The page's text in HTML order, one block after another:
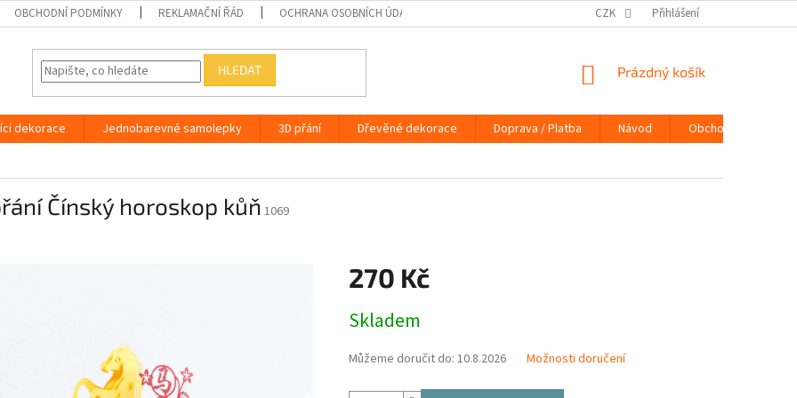
OBCHODNÍ PODMÍNKY REKLAMAČNÍ ŘÁD OCHRANA OSOBNÍCH ÚDAJŮ NÁVOD KONTAKTY
CZK Přihlášení
HLEDAT
NÁKUPNÍ
Prázdný košík
dekorace Jednobarevné samolepky 3D přání Dřevěné dekorace Doprava / Platba Návod
Obchodní podmínky
Čínský horoskop kůň 1069
270 Kč
cena:
Skladem
Můžeme doručit do: 10.8.2026 Možnosti doručení